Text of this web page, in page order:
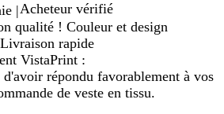
|Acheteur vérifié
qualité ! Couleur et design
rapide
VistaPrint :
répondu favorablement à vos
de veste en tissu.